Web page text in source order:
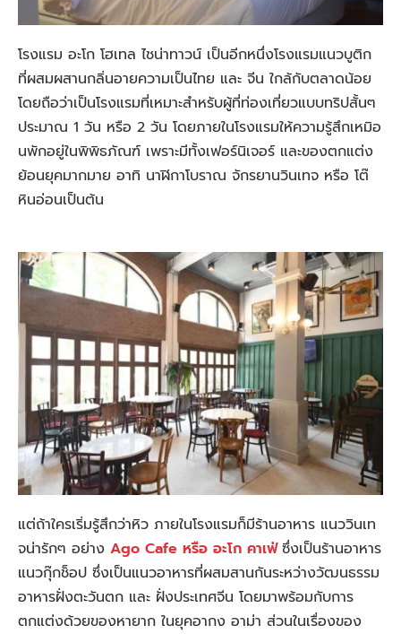
โรงแรม อะโก โฮเทล ไชน่าทาวน์ เป็นอีกหนึ่งโรงแรมแนวบูติก
ที่ผสมผสานกลิ่นอายความเป็นไทย และ จีน ใกล้กับตลาดน้อย
โดยถือว่าเป็นโรงแรมที่เหมาะสำหรับผู้ที่ท่องเที่ยวแบบทริปสั้นๆ
ประมาณ 1 วัน หรือ 2 วัน โดยภายในโรงแรมให้ความรู้สึกเหมิอ
นพักอยู่ในพิพิธภัณฑ์ เพราะมีทั้งเฟอร์นิเจอร์ และของตกแต่ง
ย้อนยุคมากมาย อาทิ นาฬิกาโบราณ จักรยานวินเทจ หรือ โต๊
หินอ่อนเป็นต้น
แต่ถ้าใครเริ่มรู้สึกว่าหิว ภายในโรงแรมก็มีร้านอาหาร แนววินเท
จน่ารักๆ อย่าง Ago Cafe หรือ อะโก คาเฟ่ ซึ่งเป็นร้านอาหาร
แนวกุ๊กช็อป ซึ่งเป็นแนวอาหารที่ผสมสานกันระหว่างวัฒนธรรม
อาหารฝั่งตะวันตก และ ฝั่งประเทศจีน โดยมาพร้อมกับการ
ตกแต่งด้วยของหายาก ในยุคอากง อาม่า ส่วนในเรื่องของ